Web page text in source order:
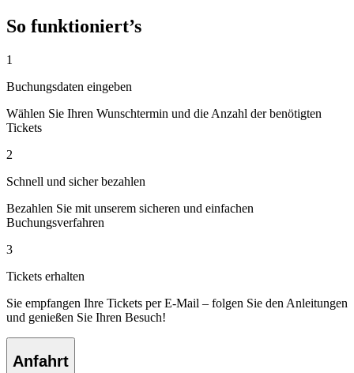
So funktioniert’s
1
Buchungsdaten eingeben
Wählen Sie Ihren Wunschtermin und die Anzahl der benötigten
Tickets
2
Schnell und sicher bezahlen
Bezahlen Sie mit unserem sicheren und einfachen
Buchungsverfahren
3
Tickets erhalten
Sie empfangen Ihre Tickets per E-Mail – folgen Sie den Anleitungen
und genießen Sie Ihren Besuch!
Anfahrt